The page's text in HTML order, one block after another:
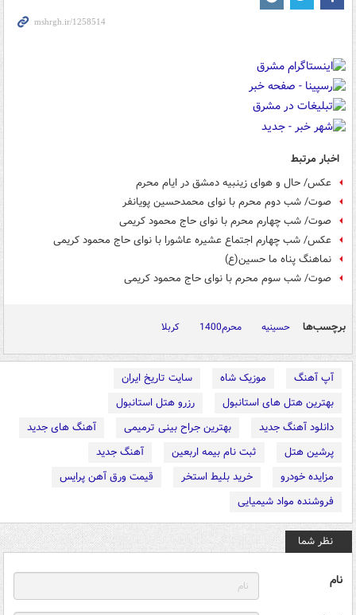
اخبار مرتبط
عکس/ حال و هوای زینبیه دمشق در ایام محرم
صوت/ شب دوم محرم با نوای محمدحسین پویانفر
صوت/ شب چهارم محرم با نوای حاج محمود کریمی
عکس/ شب چهارم اجتماع عشیره عاشورا با نوای حاج محمود کریمی
نماهنگ پناه ما حسین(ع)
صوت/ شب سوم محرم با نوای حاج محمود کریمی
برچسب‌ها حسینیه محرم1400 کربلا
آپ آهنگ موزیک شاه
سایت تاریخ ایران
بهترین هتل های استانبول
رزرو هتل استانبول
دانلود آهنگ جدید
بهترین جراح بینی ترمیمی
آهنگ های جدید
پرشین هتل
ثبت نام بیمه اربعین
آهنگ جدید
مزایده خودرو
خرید بلیط استخر
قیمت ورق آهن پرایس
فروشنده مواد شیمیایی
نظر شما
نام